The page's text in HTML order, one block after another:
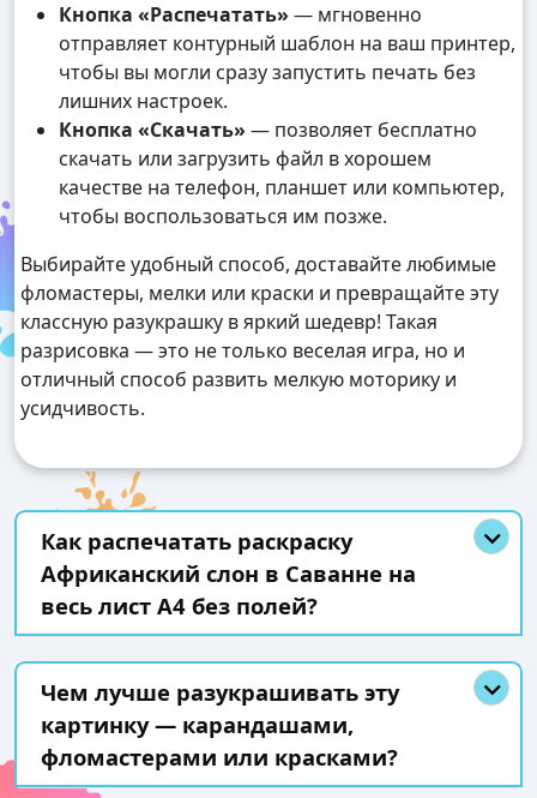
Кнопка «Распечатать» — мгновенно
отправляет контурный шаблон на ваш принтер,
чтобы вы могли сразу запустить печать без
лишних настроек.
Кнопка «Скачать» — позволяет бесплатно
скачать или загрузить файл в хорошем
качестве на телефон, планшет или компьютер,
чтобы воспользоваться им позже.
Выбирайте удобный способ, доставайте любимые
фломастеры, мелки или краски и превращайте эту
классную разукрашку в яркий шедевр! Такая
разрисовка — это не только веселая игра, но и
отличный способ развить мелкую моторику и
усидчивость.
Как распечатать раскраску
Африканский слон в Саванне на
весь лист А4 без полей?
Чем лучше разукрашивать эту
картинку — карандашами,
фломастерами или красками?